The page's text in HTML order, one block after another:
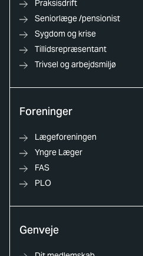
Praksisdrift
Seniorlæge /pensionist
Sygdom og krise
Tillidsrepræsentant
Trivsel og arbejdsmiljø
Foreninger
Lægeforeningen
Yngre Læger
FAS
PLO
Genveje